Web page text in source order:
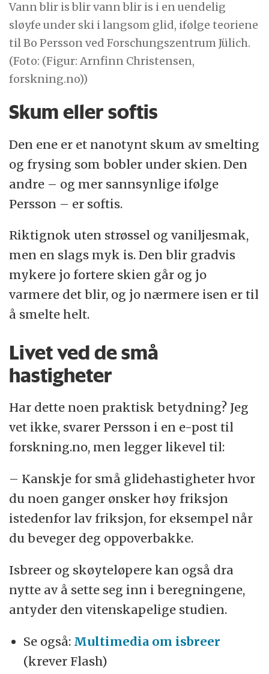
Vann blir is blir vann blir is i en uendelig
sløyfe under ski i langsom glid, ifølge teoriene
til Bo Persson ved Forschungszentrum Jülich.
(Foto: (Figur: Arnfinn Christensen,
forskning.no))
Skum eller softis
Den ene er et nanotynt skum av smelting
og frysing som bobler under skien. Den
andre – og mer sannsynlige ifølge
Persson – er softis.
Riktignok uten strøssel og vaniljesmak,
men en slags myk is. Den blir gradvis
mykere jo fortere skien går og jo
varmere det blir, og jo nærmere isen er til
å smelte helt.
Livet ved de små
hastigheter
Har dette noen praktisk betydning? Jeg
vet ikke, svarer Persson i en e-post til
forskning.no, men legger likevel til:
– Kanskje for små glidehastigheter hvor
du noen ganger ønsker høy friksjon
istedenfor lav friksjon, for eksempel når
du beveger deg oppoverbakke.
Isbreer og skøyteløpere kan også dra
nytte av å sette seg inn i beregningene,
antyder den vitenskapelige studien.
Se også: Multimedia om isbreer
(krever Flash)